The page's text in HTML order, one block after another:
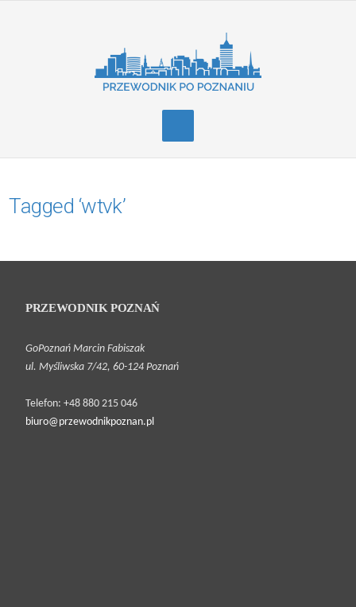
Tagged ‘wtvk’
PRZEWODNIK POZNAŃ
GoPoznań Marcin Fabiszak
ul. Myśliwska 7/42, 60-124 Poznań
Telefon: +48 880 215 046
biuro@przewodnikpoznan.pl